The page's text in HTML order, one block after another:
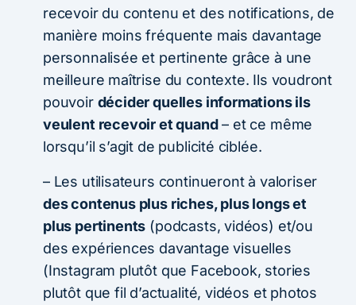
recevoir du contenu et des notifications, de
manière moins fréquente mais davantage
personnalisée et pertinente grâce à une
meilleure maîtrise du contexte. Ils voudront
pouvoir décider quelles informations ils
veulent recevoir et quand– et ce même
lorsqu’il s’agit de publicité ciblée.
– Les utilisateurs continueront à valoriser
des contenus plus riches, plus longs et
plus pertinents (podcasts, vidéos) et/ou
des expériences davantage visuelles
(Instagram plutôt que Facebook, stories
plutôt que fil d’actualité, vidéos et photos